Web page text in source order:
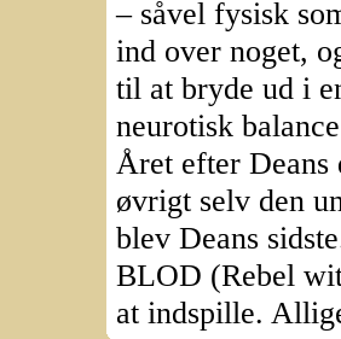
– såvel fysisk
ind over noget,
til at bryde ud i
neurotisk
Året efter Deans
øvrigt selv den
blev Deans
BLOD (Rebel
at indspille.